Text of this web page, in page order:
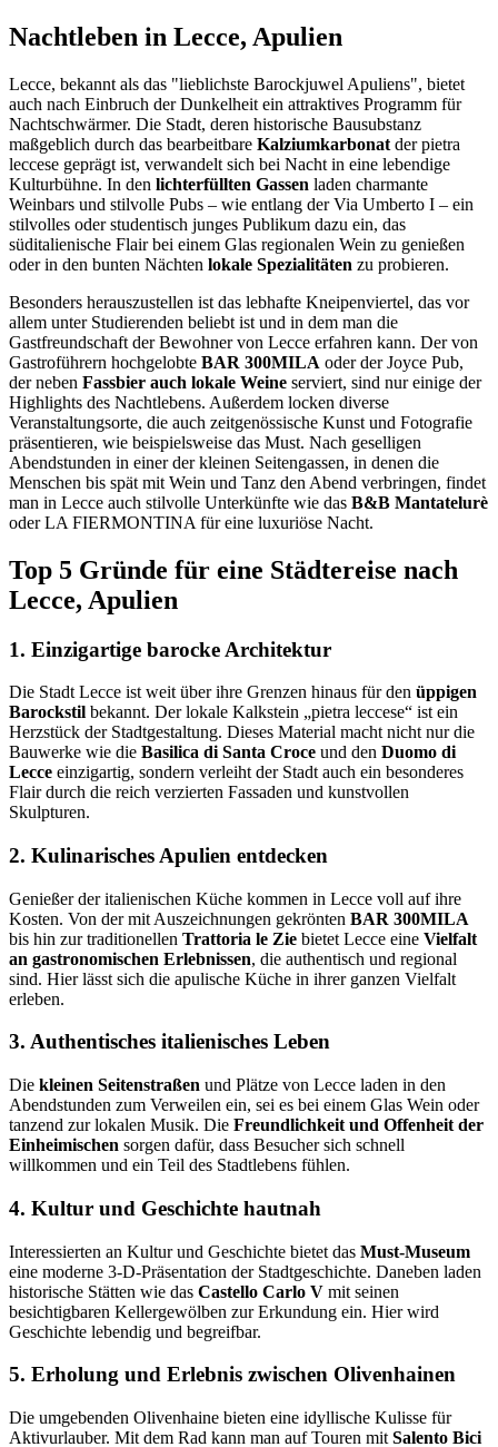
Nachtleben in Lecce, Apulien
Lecce, bekannt als das "lieblichste Barockjuwel Apuliens", bietet
auch nach Einbruch der Dunkelheit ein attraktives Programm für
Nachtschwärmer. Die Stadt, deren historische Bausubstanz
maßgeblich durch das bearbeitbare Kalziumkarbonat der pietra
leccese geprägt ist, verwandelt sich bei Nacht in eine lebendige
Kulturbühne. In den lichterfüllten Gassen laden charmante
Weinbars und stilvolle Pubs – wie entlang der Via Umberto I – ein
stilvolles oder studentisch junges Publikum dazu ein, das
süditalienische Flair bei einem Glas regionalen Wein zu genießen
oder in den bunten Nächten lokale Spezialitäten zu probieren.
Besonders herauszustellen ist das lebhafte Kneipenviertel, das vor
allem unter Studierenden beliebt ist und in dem man die
Gastfreundschaft der Bewohner von Lecce erfahren kann. Der von
Gastroführern hochgelobte BAR 300MILA oder der Joyce Pub,
der neben Fassbier auch lokale Weine serviert, sind nur einige der
Highlights des Nachtlebens. Außerdem locken diverse
Veranstaltungsorte, die auch zeitgenössische Kunst und Fotografie
präsentieren, wie beispielsweise das Must. Nach geselligen
Abendstunden in einer der kleinen Seitengassen, in denen die
Menschen bis spät mit Wein und Tanz den Abend verbringen, findet
man in Lecce auch stilvolle Unterkünfte wie das B&B Mantatelurè
oder LA FIERMONTINA für eine luxuriöse Nacht.
Top 5 Gründe für eine Städtereise nach
Lecce, Apulien
1. Einzigartige barocke Architektur
Die Stadt Lecce ist weit über ihre Grenzen hinaus für den üppigen
Barockstil bekannt. Der lokale Kalkstein „pietra leccese“ ist ein
Herzstück der Stadtgestaltung. Dieses Material macht nicht nur die
Bauwerke wie die Basilica di Santa Croce und den Duomo di
Lecce einzigartig, sondern verleiht der Stadt auch ein besonderes
Flair durch die reich verzierten Fassaden und kunstvollen
Skulpturen.
2. Kulinarisches Apulien entdecken
Genießer der italienischen Küche kommen in Lecce voll auf ihre
Kosten. Von der mit Auszeichnungen gekrönten BAR 300MILA
bis hin zur traditionellen Trattoria le Zie bietet Lecce eine Vielfalt
an gastronomischen Erlebnissen, die authentisch und regional
sind. Hier lässt sich die apulische Küche in ihrer ganzen Vielfalt
erleben.
3. Authentisches italienisches Leben
Die kleinen Seitenstraßen und Plätze von Lecce laden in den
Abendstunden zum Verweilen ein, sei es bei einem Glas Wein oder
tanzend zur lokalen Musik. Die Freundlichkeit und Offenheit der
Einheimischen sorgen dafür, dass Besucher sich schnell
willkommen und ein Teil des Stadtlebens fühlen.
4. Kultur und Geschichte hautnah
Interessierten an Kultur und Geschichte bietet das Must-Museum
eine moderne 3-D-Präsentation der Stadtgeschichte. Daneben laden
historische Stätten wie das Castello Carlo V mit seinen
besichtigbaren Kellergewölben zur Erkundung ein. Hier wird
Geschichte lebendig und begreifbar.
5. Erholung und Erlebnis zwischen Olivenhainen
Die umgebenden Olivenhaine bieten eine idyllische Kulisse für
Aktivurlauber. Mit dem Rad kann man auf Touren mit Salento Bici